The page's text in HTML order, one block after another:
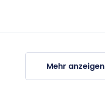
Mehr anzeigen